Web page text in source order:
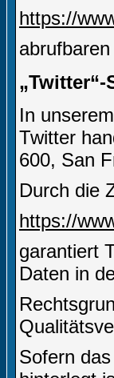
https://
In
Twitter
600, San
Durch die
https://
garantiert
Daten in
Sofern